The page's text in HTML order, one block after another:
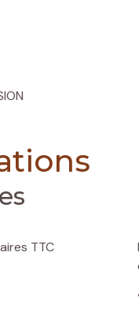
TTC